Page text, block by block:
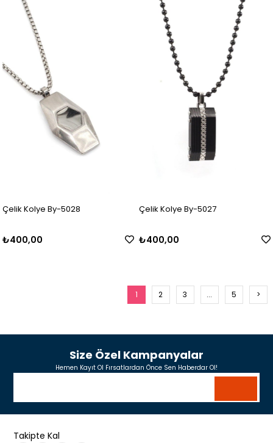
Çelik Kolye By-5028
₺400,00
Çelik Kolye By-5027
₺400,00
1 2 3 ... 5 >
Size Özel Kampanyalar
Hemen Kayıt Ol Fırsatlardan Önce Sen Haberdar Ol!
Takipte Kal